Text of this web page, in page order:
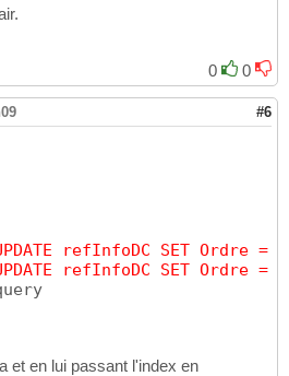
0
0
#6
refInfoDC SET Ordre =
refInfoDC SET Ordre =
et en lui passant l'index en